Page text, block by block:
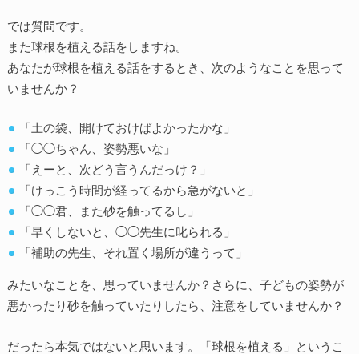
では質問です。
また球根を植える話をしますね。
あなたが球根を植える話をするとき、次のようなことを思って
いませんか？
「土の袋、開けておけばよかったかな」
「◯◯ちゃん、姿勢悪いな」
「えーと、次どう言うんだっけ？」
「けっこう時間が経ってるから急がないと」
「◯◯君、また砂を触ってるし」
「早くしないと、◯◯先生に叱られる」
「補助の先生、それ置く場所が違うって」
みたいなことを、思っていませんか？さらに、子どもの姿勢が
悪かったり砂を触っていたりしたら、注意をしていませんか？
だったら本気ではないと思います。「球根を植える」というこ